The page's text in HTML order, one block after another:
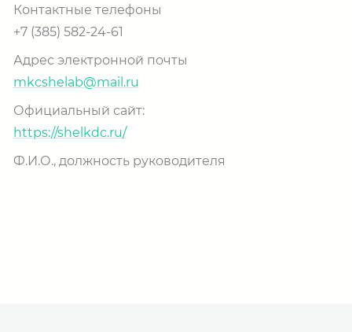
Контактные телефоны
+7 (385) 582-24-61
Адрес электронной почты
mkcshelab@mail.ru
Официальный сайт:
https://shelkdc.ru/
Ф.И.О., должность руководителя